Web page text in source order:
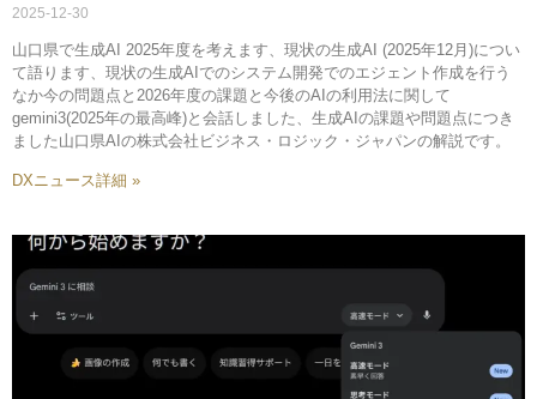
2025-12-30
山口県で生成AI 2025年度を考えます、現状の生成AI (2025年12月)につい
て語ります、現状の生成AIでのシステム開発でのエジェント作成を行う
なか今の問題点と2026年度の課題と今後のAIの利用法に関して
gemini3(2025年の最高峰)と会話しました、生成AIの課題や問題点につき
ました山口県AIの株式会社ビジネス・ロジック・ジャパンの解説です。
DXニュース詳細 »